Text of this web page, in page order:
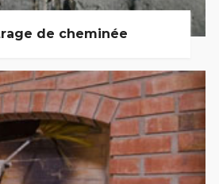
de cheminée